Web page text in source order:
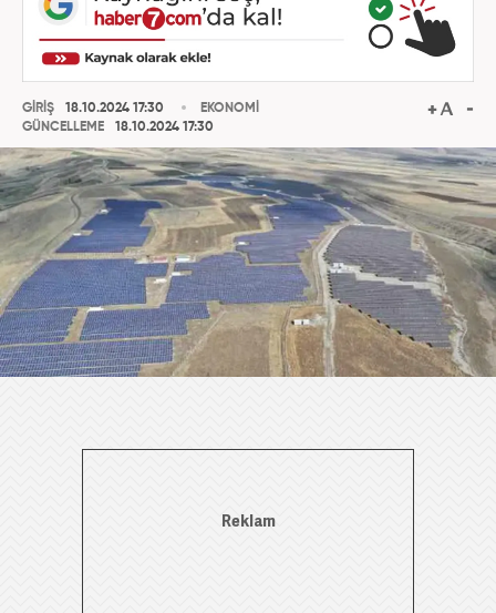
GİRİŞ
18.10.2024 17:30
GÜNCELLEME
18.10.2024 17:30
EKONOMİ